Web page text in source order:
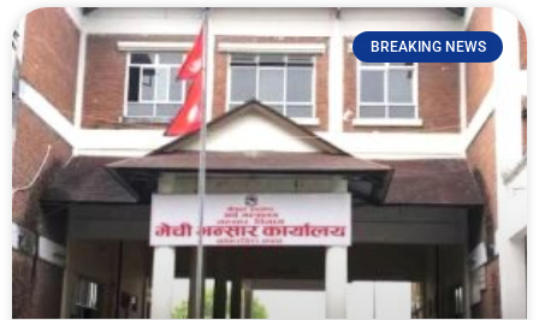
BREAKING NEWS